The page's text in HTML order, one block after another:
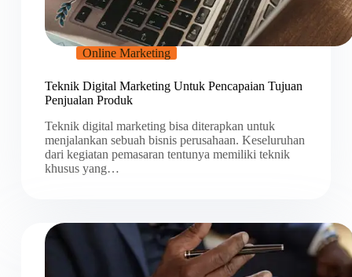
Online Marketing
Teknik Digital Marketing Untuk Pencapaian Tujuan
Penjualan Produk
Teknik digital marketing bisa diterapkan untuk
menjalankan sebuah bisnis perusahaan. Keseluruhan
dari kegiatan pemasaran tentunya memiliki teknik
khusus yang…